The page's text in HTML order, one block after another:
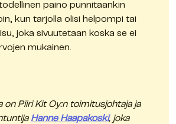
paino punnitaankin
kun tarjolla olisi helpompi tai
joka sivuutetaan koska se ei
mukainen.
on Piiri Kit Oy:n toimitusjohtaja ja
Hanne Haapakoski, joka